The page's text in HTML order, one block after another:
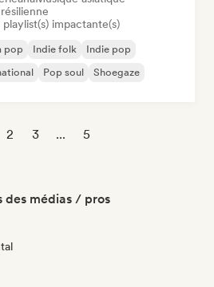
impactante(s)
pop Indie folk
Indie pop
Pop soul Shoegaze
2 3 ... 5
des médias / pros